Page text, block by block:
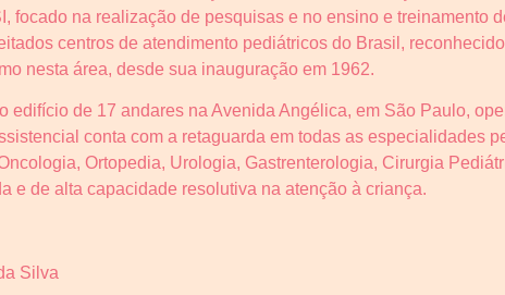
focado na realização de pesquisas e no ensino e treinamento
centros de atendimento pediátricos do Brasil,
nesta área, desde sua inauguração em 1962.
edifício de 17 andares na Avenida Angélica, em São Paulo,
conta com a retaguarda em todas as especialidades
Ortopedia, Urologia, Gastrenterologia, Cirurgia
e de alta capacidade resolutiva na atenção à criança.
Silva